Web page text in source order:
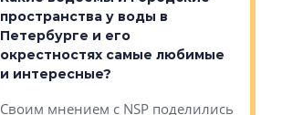
пространства у воды в
Петербурге и его
окрестностях самые любимые
и интересные?
Своим мнением с NSP поделились